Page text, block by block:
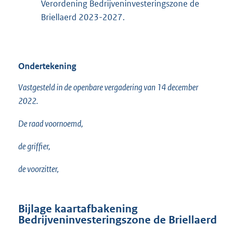
Verordening Bedrijveninvesteringszone de
Briellaerd 2023-2027.
Ondertekening
Vastgesteld in de openbare vergadering van 14 december
2022.
De raad voornoemd,
de griffier,
de voorzitter,
Bijlage kaartafbakening
Bedrijveninvesteringszone de Briellaerd